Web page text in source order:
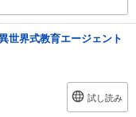
界式教育エージェント
試し読み